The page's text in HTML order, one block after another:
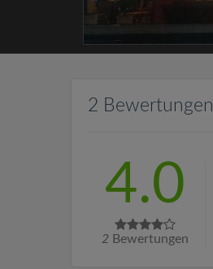
2 Bewertungen
4.0
2 Bewertungen